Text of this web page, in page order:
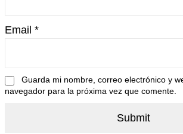
Email *
Guarda mi nombre, correo electrónico y
navegador para la próxima vez que comente.